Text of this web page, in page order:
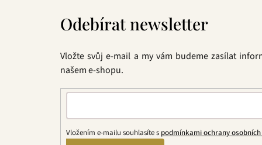
Odebírat newsletter
Vložte svůj e-mail a my vám budeme zasílat
našem e-shopu.
Vložením e-mailu souhlasíte s podmínkami ochrany